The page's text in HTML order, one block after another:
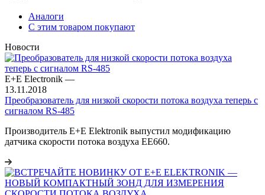
Аналоги
С этим товаром покупают
Новости
E+E Electronik —
13.11.2018
Преобразователь для низкой скорости потока воздуха теперь с
сигналом RS-485
Производитель E+E Elektronik выпустил модификацию
датчика скорости потока воздуха EE660.